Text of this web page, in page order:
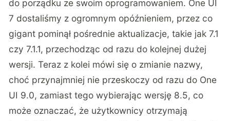
do porządku ze swoim oprogramowaniem. One UI
7 dostaliśmy z ogromnym opóźnieniem, przez co
gigant pominął pośrednie aktualizacje, takie jak 7.1
czy 7.1.1, przechodząc od razu do kolejnej dużej
wersji. Teraz z kolei mówi się o zmianie nazwy,
choć przynajmniej nie przeskoczy od razu do One
UI 9.0, zamiast tego wybierając wersję 8.5, co
może oznaczać, że użytkownicy otrzymają